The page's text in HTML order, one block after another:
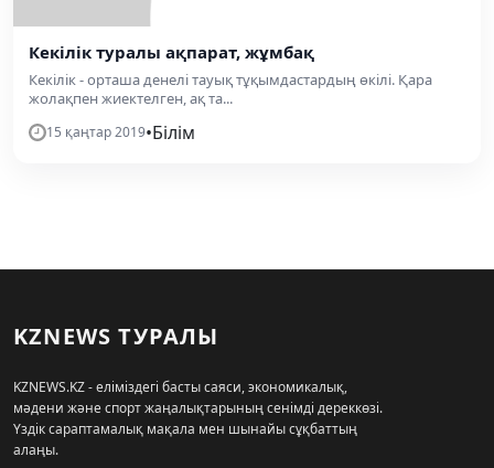
Кекілік туралы ақпарат, жұмбақ
Кекілік - орташа денелі тауық тұқымдастардың өкілі. Қара
жолақпен жиектелген, ақ та...
15 қаңтар 2019•Білім
KZNEWS ТУРАЛЫ
KZNEWS.KZ - еліміздегі басты саяси, экономикалық,
мәдени және спорт жаңалықтарының сенімді дереккөзі.
Үздік сараптамалық мақала мен шынайы сұқбаттың
алаңы.